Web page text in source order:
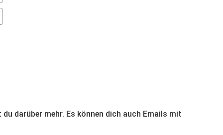
darüber mehr. Es können dich auch Emails mit